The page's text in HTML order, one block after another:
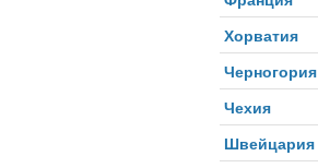
Хорватия
Черногория
Чехия
Швейцария